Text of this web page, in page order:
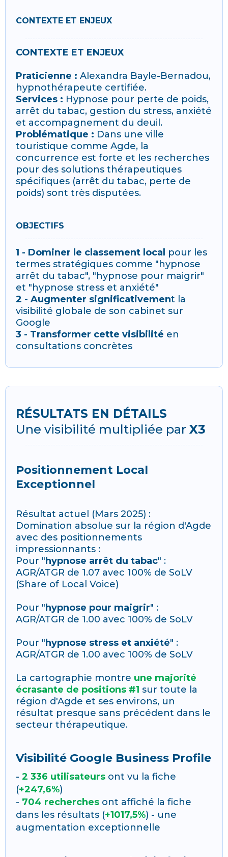
CONTEXTE ET ENJEUX
CONTEXTE ET ENJEUX
Praticienne : Alexandra Bayle-Bernadou,
hypnothérapeute certifiée.
Services : Hypnose pour perte de poids,
arrêt du tabac, gestion du stress, anxiété
et accompagnement du deuil.
Problématique : Dans une ville
touristique comme Agde, la
concurrence est forte et les recherches
pour des solutions thérapeutiques
spécifiques (arrêt du tabac, perte de
poids) sont très disputées.
OBJECTIFS
1 - Dominer le classement local pour les
termes stratégiques comme "hypnose
arrêt du tabac", "hypnose pour maigrir"
et "hypnose stress et anxiété"
2 - Augmenter significativement la
visibilité globale de son cabinet sur
Google
3 - Transformer cette visibilité en
consultations concrètes
RÉSULTATS EN DÉTAILS
Une visibilité multipliée par X3
Positionnement Local
Exceptionnel
Résultat actuel (Mars 2025) :
Domination absolue sur la région d'Agde
avec des positionnements
impressionnants :
Pour "hypnose arrêt du tabac" :
AGR/ATGR de 1.07 avec 100% de SoLV
(Share of Local Voice)
Pour "hypnose pour maigrir" :
AGR/ATGR de 1.00 avec 100% de SoLV
Pour "hypnose stress et anxiété" :
AGR/ATGR de 1.00 avec 100% de SoLV
La cartographie montre une majorité
écrasante de positions #1 sur toute la
région d'Agde et ses environs, un
résultat presque sans précédent dans le
secteur thérapeutique.
Visibilité Google Business Profile
- 2 336 utilisateurs ont vu la fiche
(+247,6%)
- 704 recherches ont affiché la fiche
dans les résultats (+1017,5%) - une
augmentation exceptionnelle